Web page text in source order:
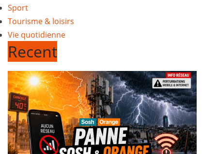
Sport
Tourisme & loisirs
Vie quotidienne
Recent